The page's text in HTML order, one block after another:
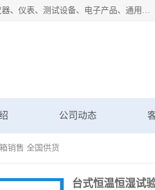
广东艾思荔检测仪器有限公司成立于2006年，注册地位于东莞市。经营范围包括产销：仪器、仪表、测试设备、电子产品、通用机械设；主要产品有： 恒温恒湿试验箱,冷热冲击试验箱,高低温试验箱,速温变化试验箱,高压加速老化试验箱,三综合试验箱,振动试验台等产品，欢迎选购。
公司动态
销售 全国供货
台式恒温恒湿试